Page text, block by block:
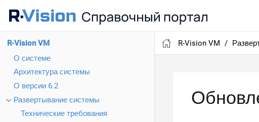
R-Vision VM
О системе
Архитектура системы
О версии 6.2
Развертывание системы
Технические требования
R-Vision VM